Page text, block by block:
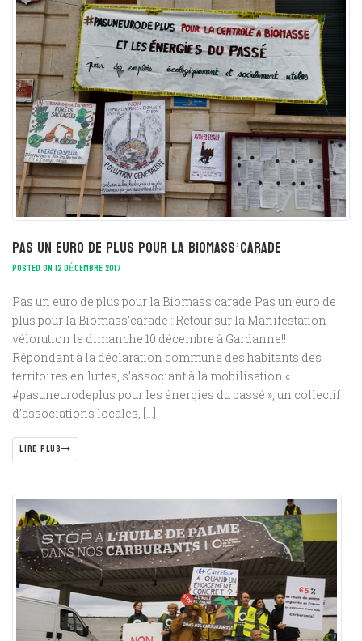
Pas un euro de plus pour la Biomass’carade
POSTED ON 12 DÉCEMBRE 2017
Pas un euro de plus pour la Biomass’carade Pas un euro de
plus pour la Biomass’carade : Retour sur la Manifestation
vélorution le dimanche 10 décembre à Gardanne!!
Répondant à la déclaration commune des habitants des
territoires en luttes, s’associant à la mobilisation «
#pasuneurodeplus pour les énergies du passé », un collectif
d’associations locales, […]
LIRE PLUS